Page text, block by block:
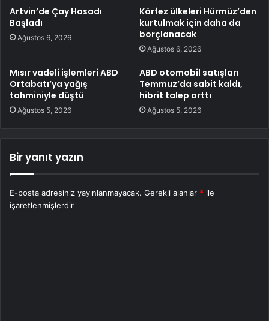
Artvin’de Çay Hasadı
Başladı
Ağustos 6, 2026
Körfez ülkeleri Hürmüz’den
kurtulmak için daha da
borçlanacak
Ağustos 6, 2026
Mısır vadeli işlemleri ABD
Ortabatı’ya yağış
tahminiyle düştü
Ağustos 5, 2026
ABD otomobil satışları
Temmuz’da sabit kaldı,
hibrit talep arttı
Ağustos 5, 2026
Bir yanıt yazın
E-posta adresiniz yayınlanmayacak. Gerekli alanlar * ile
işaretlenmişlerdir